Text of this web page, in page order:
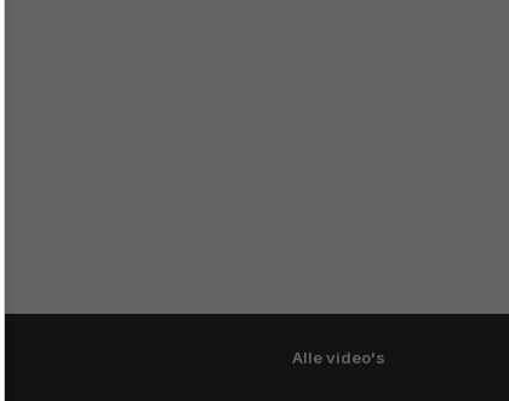
Alle video's